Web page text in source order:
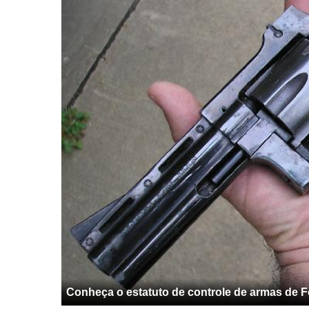
Conheça o estatuto de controle de armas de